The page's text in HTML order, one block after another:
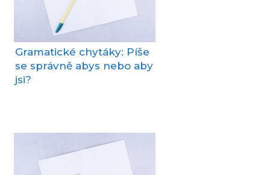
Gramatické chytáky: Píše
se správně abys nebo aby
jsi?